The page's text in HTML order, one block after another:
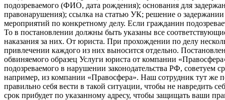
подозреваемого (ФИО, дата рождения); основания для
правонарушения); ссылка на статью УК; решение о
мероприятий по конкретному делу. Если гражданин
То в постановлении должны быть указаны все
наказания за них. От юриста. При прохождении по делу
привлечении каждого из них выносится отдельно.
обвиняемого образец Услуги юриста от компании
подозреваемого в нарушении законодательства РФ, советуем
например, из компании «Правосфера». Наш сотрудник тут же
правильно себя вести в такой ситуации, чтобы не навредить
срок прибудет по указанному адресу, чтобы защищать ваши